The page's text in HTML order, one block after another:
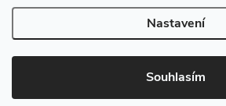
Nastavení
Souhlasím
Copyright 2026VSK Profily. Všechna